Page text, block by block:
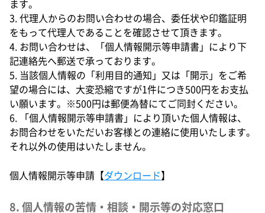
ます。
3. 代理人からのお問い合わせの場合、委任状や印鑑証明
をもって代理人であることを確認させて頂きます。
4. お問い合わせは、「個人情報開示等申請書」により下
記連絡先へ郵送で承っております。
5. 当該個人情報の「利用目的通知」又は「開示」をご希
望の場合には、大変恐縮ですが1件につき500円をお支払
い願います。※500円は郵便為替にてご同封ください。
6. 「個人情報開示等申請書」により頂いた個人情報は、
お問合わせをいただいお客様との連絡に使用いたします。
それ以外の使用はいたしません。
個人情報開示等申請【ダウンロード 】
8. 個人情報の苦情・相談・開示等の対応窓口